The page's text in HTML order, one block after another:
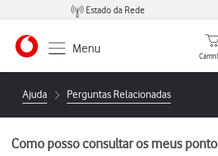
Estado da Rede
https://www.vodafone.pt
Menu
Ajuda Perguntas Relacionadas
Como posso consultar os meus